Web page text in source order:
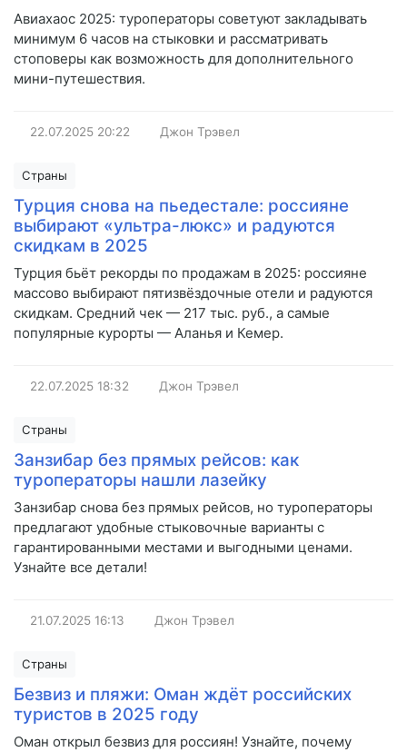
Авиахаос 2025: туроператоры советуют закладывать
минимум 6 часов на стыковки и рассматривать
стоповеры как возможность для дополнительного
мини-путешествия.
22.07.2025 20:22 Джон Трэвел
Страны
Турция снова на пьедестале: россияне
выбирают «ультра-люкс» и радуются
скидкам в 2025
Турция бьёт рекорды по продажам в 2025: россияне
массово выбирают пятизвёздочные отели и радуются
скидкам. Средний чек — 217 тыс. руб., а самые
популярные курорты — Аланья и Кемер.
22.07.2025 18:32 Джон Трэвел
Страны
Занзибар без прямых рейсов: как
туроператоры нашли лазейку
Занзибар снова без прямых рейсов, но туроператоры
предлагают удобные стыковочные варианты с
гарантированными местами и выгодными ценами.
Узнайте все детали!
21.07.2025 16:13 Джон Трэвел
Страны
Безвиз и пляжи: Оман ждёт российских
туристов в 2025 году
Оман открыл безвиз для россиян! Узнайте, почему